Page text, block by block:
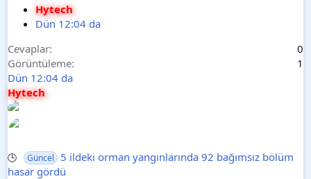
Hytech
Dün 12:04 da
Cevaplar
0
Görüntüleme
1
Dün 12:04 da
Hytech
🕒 Güncel
5 ildeki orman yangınlarında 92 bağımsız bölüm
hasar gördü